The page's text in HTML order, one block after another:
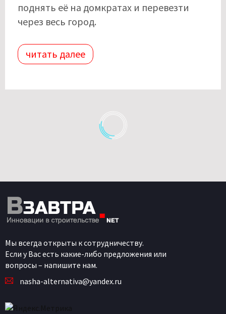
поднять её на домкратах и ​​перевезти
через весь город.
читать далее
Мы всегда открыты к сотрудничеству.
Если у Вас есть какие-либо предложения или
вопросы – напишите нам.
nasha-alternativa@yandex.ru